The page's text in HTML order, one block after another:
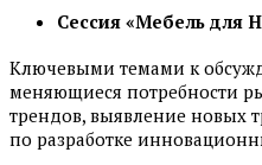
Сессия «Мебель для
Ключевыми темами к
меняющиеся потребности
трендов, выявление новых
по разработке